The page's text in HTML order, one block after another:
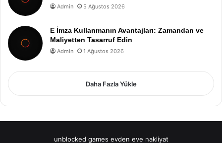
Admin 5 Ağustos 2026
E İmza Kullanmanın Avantajları: Zamandan ve
Maliyetten Tasarruf Edin
Admin 1 Ağustos 2026
Daha Fazla Yükle
unblocked games evden eve nakliyat